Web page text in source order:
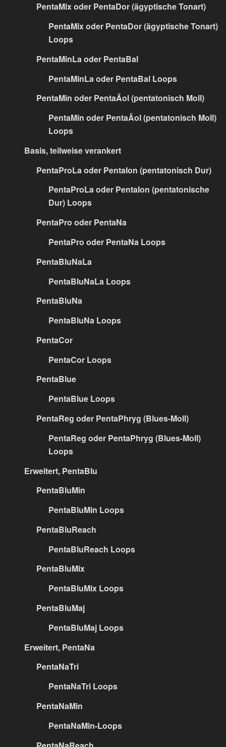
PentaMix oder PentaDor (ägyptische Tonart)
PentaMix oder PentaDor (ägyptische Tonart)
Loops
PentaMinLa oder PentaBal
PentaMinLa oder PentaBal Loops
PentaMin oder PentaÄol (pentatonisch Moll)
PentaMin oder PentaÄol (pentatonisch Moll)
Loops
Basis, teilweise verankert
PentaProLa oder PentaIon (pentatonisch Dur)
PentaProLa oder PentaIon (pentatonische
Dur) Loops
PentaPro oder PentaNa
PentaPro oder PentaNa Loops
PentaBluNaLa
PentaBluNaLa Loops
PentaBluNa
PentaBluNa Loops
PentaCor
PentaCor Loops
PentaBlue
PentaBlue Loops
PentaReg oder PentaPhryg (Blues-Moll)
PentaReg oder PentaPhryg (Blues-Moll)
Loops
Erweitert, PentaBlu
PentaBluMin
PentaBluMin Loops
PentaBluReach
PentaBluReach Loops
PentaBluMix
PentaBluMix Loops
PentaBluMaj
PentaBluMaj Loops
Erweitert, PentaNa
PentaNaTri
PentaNaTri Loops
PentaNaMin
PentaNaMin-Loops